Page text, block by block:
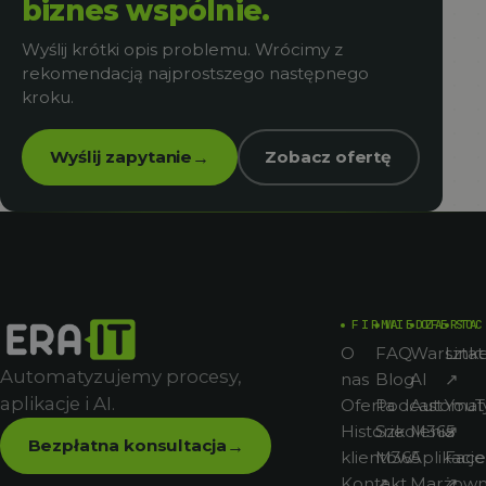
biznes wspólnie.
Wyślij krótki opis problemu. Wrócimy z
rekomendacją najprostszego następnego
kroku.
Wyślij zapytanie → Zobacz ofertę
Automatyzujemy procesy,
aplikacje i AI.
Bezpłatna konsultacja →
FIRMA
O
nas
Oferta
Historie
klientów
WIEDZA
FAQ
Blog
Podcast
Szkolenia
M365
OFERTA
Warsztat
AI
M365
Aplikacje
↗
↗